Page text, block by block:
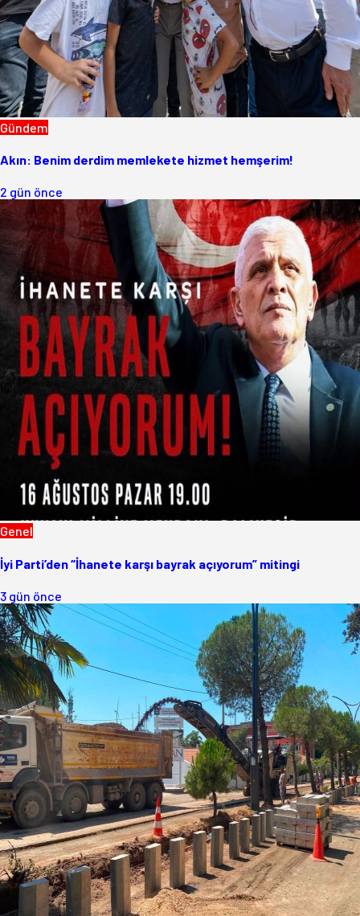
Gündem
Akın: Benim derdim memlekete hizmet hemşerim!
2 gün önce
Genel
İyi Parti’den “İhanete karşı bayrak açıyorum” mitingi
3 gün önce